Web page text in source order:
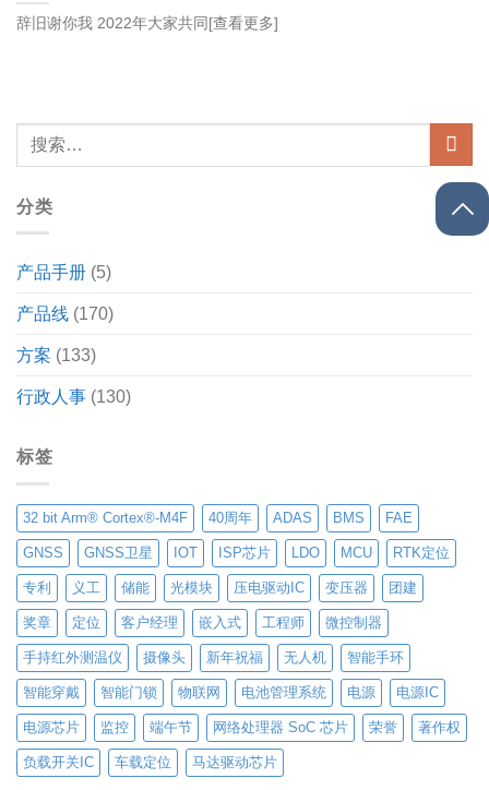
分类
产品手册 (5)
产品线 (170)
方案 (133)
行政人事 (130)
标签
32 bit Arm® Cortex®-M4F 40周年 ADAS BMS FAE
GNSS GNSS卫星 IOT ISP芯片 LDO MCU RTK定位
专利 义工 储能 光模块 压电驱动IC 变压器 团建
奖章 定位 客户经理 嵌入式 工程师 微控制器
手持红外测温仪 摄像头 新年祝福 无人机 智能手环
智能穿戴 智能门锁 物联网 电池管理系统 电源 电源IC
电源芯片 监控 端午节 网络处理器 SoC 芯片 荣誉 著作权
负载开关IC 车载定位 马达驱动芯片
辞旧谢你我 2022年大家共同[查看更多]